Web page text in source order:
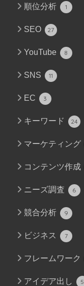
順位分析 1
SEO 27
YouTube 8
SNS 11
EC 3
キーワード 24
マーケティング
コンテンツ作成
ニーズ調査 6
競合分析 9
ビジネス 7
フレームワーク
アイデア出し 5